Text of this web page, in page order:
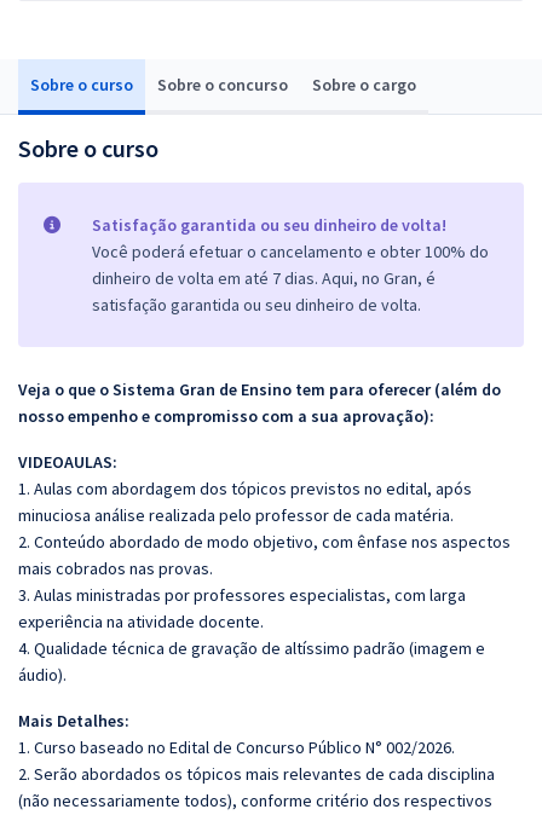
Sobre o curso Sobre o concurso Sobre o cargo
Sobre o curso
Satisfação garantida ou seu dinheiro de volta!
Você poderá efetuar o cancelamento e obter 100% do
dinheiro de volta em até 7 dias. Aqui, no Gran, é
satisfação garantida ou seu dinheiro de volta.
Veja o que o Sistema Gran de Ensino tem para oferecer (além do
nosso empenho e compromisso com a sua aprovação):
VIDEOAULAS:
1. Aulas com abordagem dos tópicos previstos no edital, após
minuciosa análise realizada pelo professor de cada matéria.
2. Conteúdo abordado de modo objetivo, com ênfase nos aspectos
mais cobrados nas provas.
3. Aulas ministradas por professores especialistas, com larga
experiência na atividade docente.
4. Qualidade técnica de gravação de altíssimo padrão (imagem e
áudio).
Mais Detalhes:
1. Curso baseado no Edital de Concurso Público N° 002/2026.
2. Serão abordados os tópicos mais relevantes de cada disciplina
(não necessariamente todos), conforme critério dos respectivos